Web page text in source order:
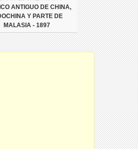
ANTIGUO DE CHINA,
Y PARTE DE
MALASIA - 1897